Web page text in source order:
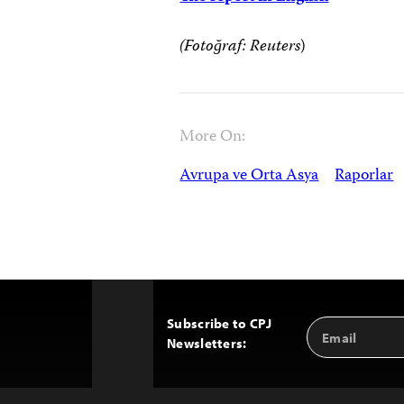
(Fotoğraf: Reuters)
More On:
Avrupa ve Orta Asya Raporlar
Subscribe to CPJ
Newsletters:
Email
Address